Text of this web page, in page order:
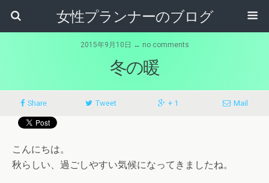
女性プランナーのブログ
2015年9月10日 ↔ no comments
冬の暖
Share Tweet + 1 Mail
こんにちは。
秋らしい、過ごしやすい気候になってきましたね。